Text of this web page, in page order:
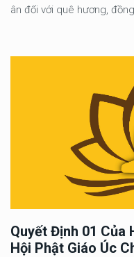
ân đối với quê hương,
Quyết Định 01 Của
Hội Phật Giáo Úc